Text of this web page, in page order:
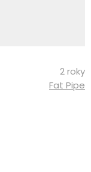
2 roky
Fat Pipe